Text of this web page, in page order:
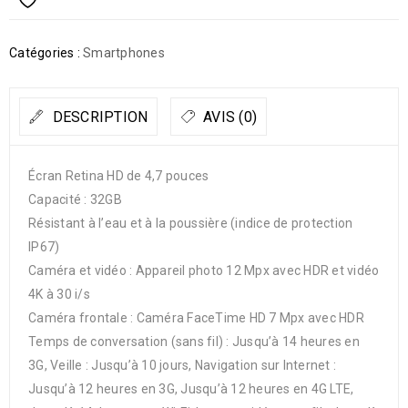
Catégories : Smartphones
DESCRIPTION AVIS (0)
Écran Retina HD de 4,7 pouces
Capacité : 32GB
Résistant à l’eau et à la poussière (indice de protection
IP67)
Caméra et vidéo : Appareil photo 12 Mpx avec HDR et vidéo
4K à 30 i/s
Caméra frontale : Caméra FaceTime HD 7 Mpx avec HDR
Temps de conversation (sans fil) : Jusqu’à 14 heures en
3G, Veille : Jusqu’à 10 jours, Navigation sur Internet :
Jusqu’à 12 heures en 3G, Jusqu’à 12 heures en 4G LTE,